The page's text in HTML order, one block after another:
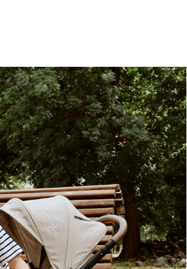
KOLICA GOYA
PLATINUM
CHAMPAGNE
31001020169
1.799,90
SISTEMI 2U1 I 3U1
CHIPOLINO
KOLICA
PEARL LATTE
KKPE02603LA
I
AUTOSJEDALICA
PEARL LATTE
STKPE0263LA...
539,90
849,80